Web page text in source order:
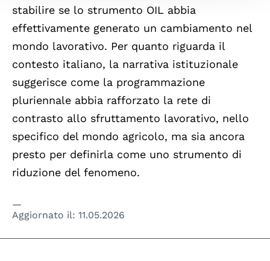
stabilire se lo strumento OIL abbia
effettivamente generato un cambiamento nel
mondo lavorativo. Per quanto riguarda il
contesto italiano, la narrativa istituzionale
suggerisce come la programmazione
pluriennale abbia rafforzato la rete di
contrasto allo sfruttamento lavorativo, nello
specifico del mondo agricolo, ma sia ancora
presto per definirla come uno strumento di
riduzione del fenomeno.
Aggiornato il: 11.05.2026